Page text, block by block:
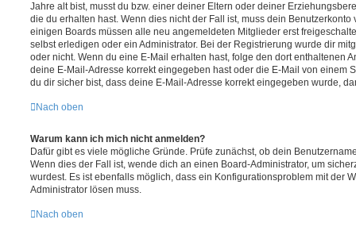
Jahre alt bist, musst du bzw. einer deiner Eltern oder deiner
die du erhalten hast. Wenn dies nicht der Fall ist, muss dein
einigen Boards müssen alle neu angemeldeten Mitglieder erst
selbst erledigen oder ein Administrator. Bei der Registrierung wurde dir
oder nicht. Wenn du eine E-Mail erhalten hast, folge den dort enthaltenen
deine E-Mail-Adresse korrekt eingegeben hast oder die E-Mail von einem
du dir sicher bist, dass deine E-Mail-Adresse korrekt eingegeben wurde,
Nach oben
Warum kann ich mich nicht anmelden?
Dafür gibt es viele mögliche Gründe. Prüfe zunächst, ob dein
Wenn dies der Fall ist, wende dich an einen Board-Administrator, um
wurdest. Es ist ebenfalls möglich, dass ein Konfigurationsproblem mit der
Administrator lösen muss.
Nach oben